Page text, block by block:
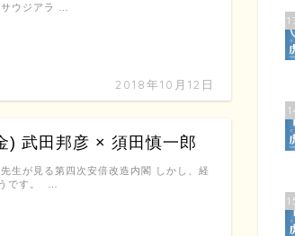
2018年10月12日
ウジアラ …
) 武田邦彦 × 須田慎一郎
生が見る第四次安倍改造内閣 しかし、経
です。 …